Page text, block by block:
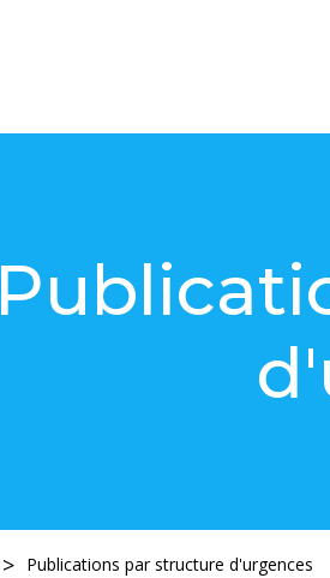
Publications par structure d'urgences